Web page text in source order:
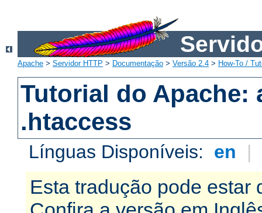
Apache > Servidor HTTP > Documentação > Versão 2.4 > How-To /
Tutorial do Apache:
.htaccess
Línguas Disponíveis: en |
Esta tradução pode estar